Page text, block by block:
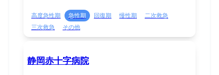
高度急性期 急性期 回復期 慢性期
二次救急
三次救急
その他
静岡赤十字病院